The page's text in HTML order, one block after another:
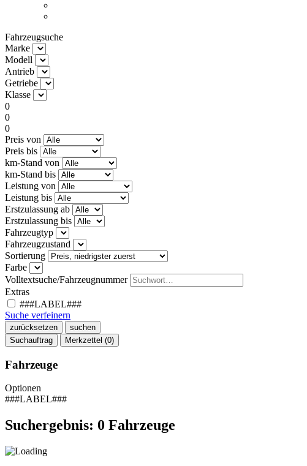
Fahrzeugsuche
Marke
Modell
Antrieb
Getriebe
Klasse
0
0
0
Preis von
Preis bis
km-Stand von
km-Stand bis
Leistung von
Leistung bis
Erstzulassung ab
Erstzulassung bis
Fahrzeugtyp
Fahrzeugzustand
Sortierung
Farbe
Volltextsuche/Fahrzeugnummer
Extras
###LABEL###
Suche verfeinern
zurücksetzen
suchen
Suchauftrag
Merkzettel (0)
Fahrzeuge
Optionen
###LABEL###
Suchergebnis: 0 Fahrzeuge